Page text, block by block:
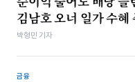
김남호 오너 일가 수혜
박형민 기자
금융